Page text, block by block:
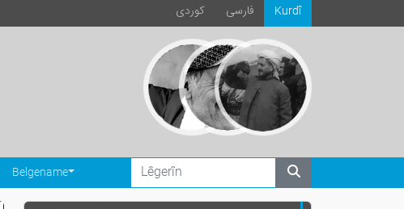
Kurdî فارسی كوردی
Belgename